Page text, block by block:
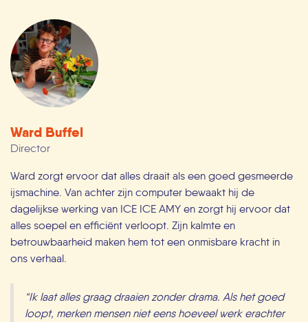
Ward Buffel
Director
Ward zorgt ervoor dat alles draait als een goed gesmeerde
ijsmachine. Van achter zijn computer bewaakt hij de
dagelijkse werking van ICE ICE AMY en zorgt hij ervoor dat
alles soepel en efficiënt verloopt. Zijn kalmte en
betrouwbaarheid maken hem tot een onmisbare kracht in
ons verhaal.
“Ik laat alles graag draaien zonder drama. Als het goed
loopt, merken mensen niet eens hoeveel werk erachter